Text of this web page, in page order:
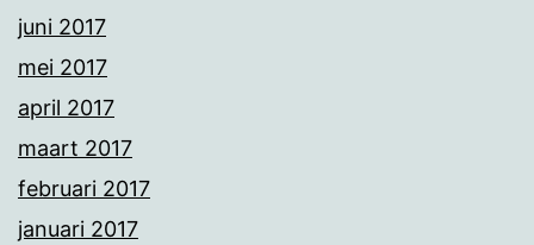
juni 2017
mei 2017
april 2017
maart 2017
februari 2017
januari 2017